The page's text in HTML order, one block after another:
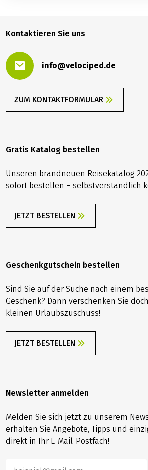
Kontaktieren Sie uns
info@velociped.de
ZUM KONTAKTFORMULAR
Gratis Katalog bestellen
Unseren brandneuen Reisekatalog
sofort bestellen – selbstverständlich
JETZT BESTELLEN
Geschenkgutschein bestellen
Sind Sie auf der Suche nach einem
Geschenk? Dann verschenken Sie
kleinen Urlaubszuschuss!
JETZT BESTELLEN
Newsletter anmelden
Melden Sie sich jetzt zu unserem
erhalten Sie Angebote, Tipps und
direkt in Ihr E-Mail-Postfach!